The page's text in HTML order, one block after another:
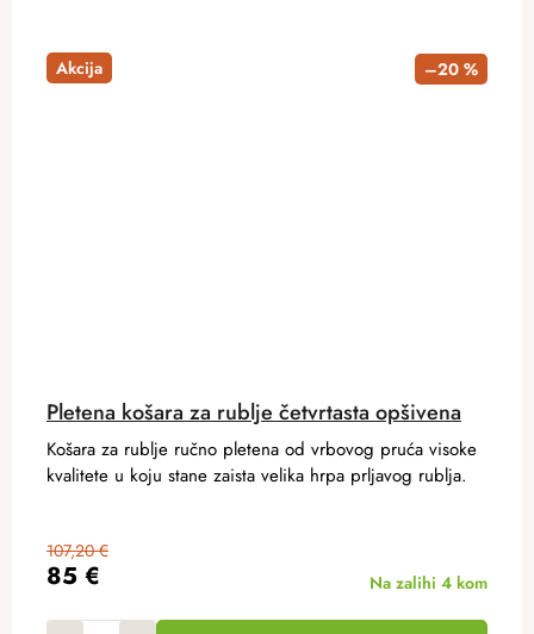
Akcija –20 %
Pletena košara za rublje četvrtasta opšivena
85 €
107,20 €
Na zalihi 4 kom
Košara za rublje ručno pletena od vrbovog pruća visoke
kvalitete u koju stane zaista velika hrpa prljavog rublja.